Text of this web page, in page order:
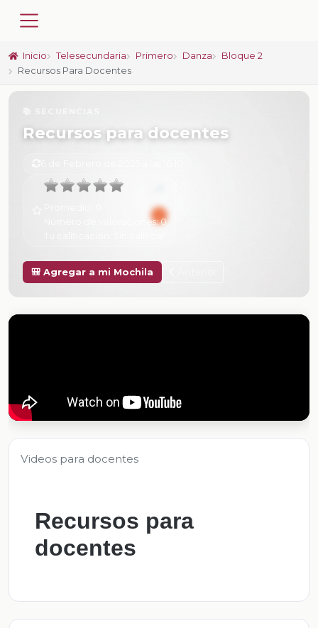
Inicio Telesecundaria Primero Danza
Bloque 2
Recursos Para Docentes
Recursos para docentes
Número de valoraciones:0
🎒 Agregar a mi Mochila
Videos para docentes
Recursos para
docentes